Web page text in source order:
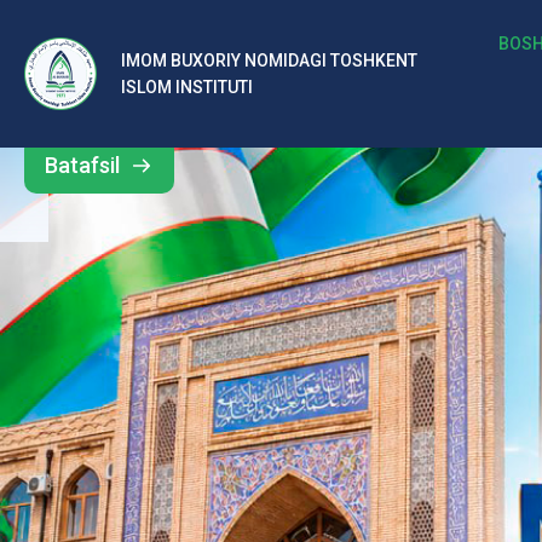
IMOM BUXORIY NOMIDAGI TOSHKENT
ISLOM INSTITUTI
b
al
ar
o‘
rt
a
si
d
Barcha
yangiliklar
Batafsil